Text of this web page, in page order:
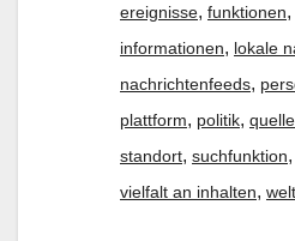
ereignisse, funktionen,
informationen, lokale
nachrichtenfeeds,
plattform, politik,
standort, suchfunktion,
vielfalt an inhalten, welt